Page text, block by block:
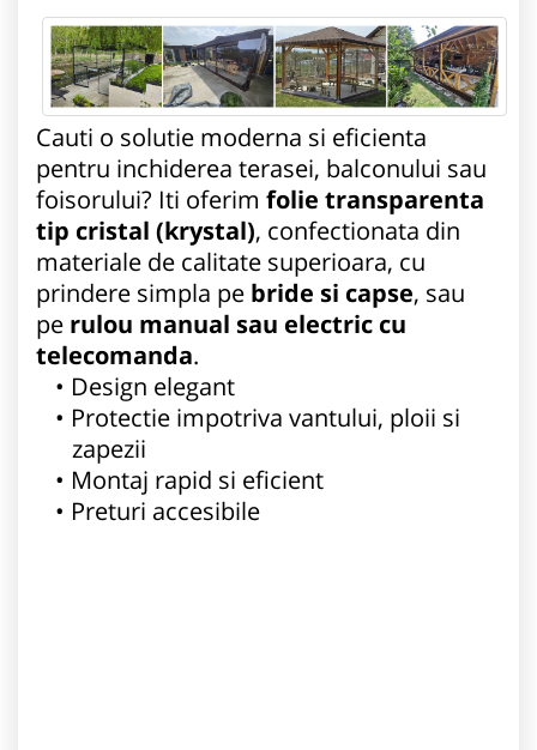
Cauti o solutie moderna si eficienta
pentru inchiderea terasei, balconului sau
foisorului? Iti oferim folie transparenta
tip cristal (krystal), confectionata din
materiale de calitate superioara, cu
prindere simpla pe bride si capse, sau
pe rulou manual sau electric cu
telecomanda.
Design elegant
Protectie impotriva vantului, ploii si
zapezii
Montaj rapid si eficient
Preturi accesibile